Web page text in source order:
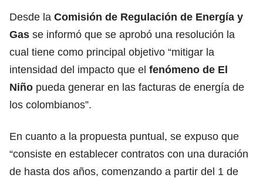
Desde la Comisión de Regulación de Energía y
Gas se informó que se aprobó una resolución la
cual tiene como principal objetivo “mitigar la
intensidad del impacto que el fenómeno de El
Niño pueda generar en las facturas de energía de
los colombianos”.
En cuanto a la propuesta puntual, se expuso que
“consiste en establecer contratos con una duración
de hasta dos años, comenzando a partir del 1 de